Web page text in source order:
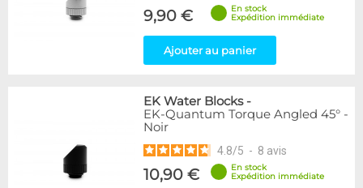
9,90 €
En stock
Expédition immédiate
Ajouter au panier
EK Water Blocks-
EK-Quantum Torque Angled 45° -
Noir
4.8/5 - 8 avis
10,90 €
En stock
Expédition immédiate